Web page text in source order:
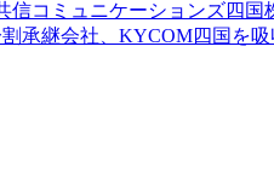
コミュニケーションズ四
継会社、KYCOM四国を